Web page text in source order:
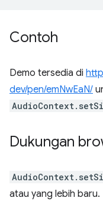
Contoh
Demo tersedia di
dev/pen/emNwEaN/
Dukungan
atau yang lebih baru.